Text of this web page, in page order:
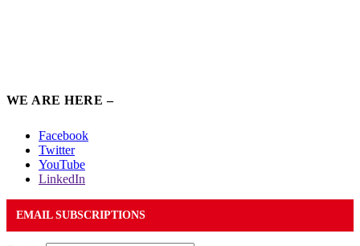
WE ARE HERE –
Facebook
Twitter
YouTube
LinkedIn
EMAIL SUBSCRIPTIONS